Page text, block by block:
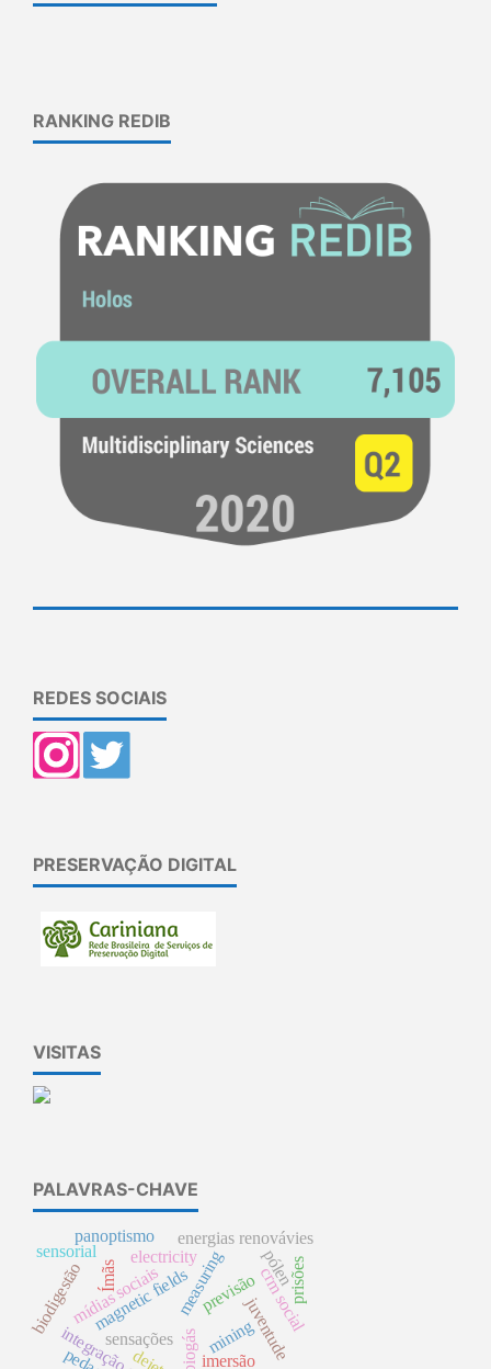
RANKING REDIB
REDES SOCIAIS
PRESERVAÇÃO DIGITAL
VISITAS
PALAVRAS-CHAVE
biogás
measuring
magnetic fields
sensações
imersão
energias renovávies
previsão
mídias sociais crm social
biodigestão juventude
Ímãs
electricity
sensorial
prisões
panoptismo
mining
pólen